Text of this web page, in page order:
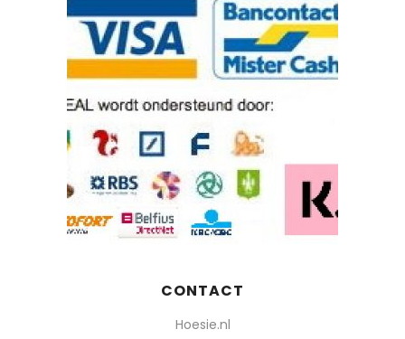
CONTACT
Hoesie.nl